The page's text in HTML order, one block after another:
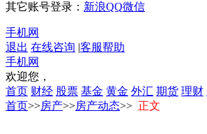
其它账号登录： 新浪QQ微信
手机网
退出 在线咨询 |客服帮助
手机网
欢迎您，
首页 财经 股票 基金 黄金 外汇 期货 理财
首页>>房产>>房产动态>> 正文